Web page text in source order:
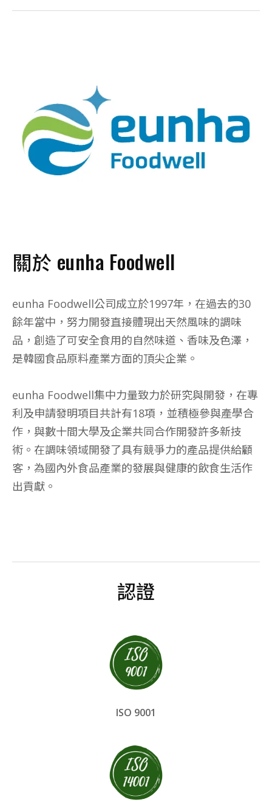
關於 eunha Foodwell
eunha Foodwell公司成立於1997年，在過去的30
餘年當中，努力開發直接體現出天然風味的調味
品，創造了可安全食用的自然味道、香味及色澤，
是韓國食品原料產業方面的頂尖企業。
eunha Foodwell集中力量致力於研究與開發，在專
利及申請發明項目共計有18項，並積極參與產學合
作，與數十間大學及企業共同合作開發許多新技
術。在調味領域開發了具有競爭力的產品提供給顧
客，為國內外食品產業的發展與健康的飲食生活作
出貢獻。
認證
ISO 9001